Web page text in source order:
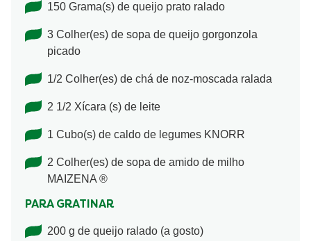
150 Grama(s) de queijo prato ralado
3 Colher(es) de sopa de queijo gorgonzola
picado
1/2 Colher(es) de chá de noz-moscada ralada
2 1/2 Xícara (s) de leite
1 Cubo(s) de caldo de legumes KNORR
2 Colher(es) de sopa de amido de milho
MAIZENA ®
PARA GRATINAR
200 g de queijo ralado (a gosto)